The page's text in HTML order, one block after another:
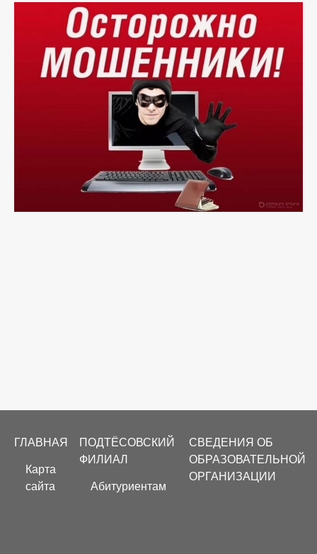
Footer
ГЛАВНАЯ
Карта
сайта
ПОДТЁСОВСКИЙ
ФИЛИАЛ
Абитуриентам
СВЕДЕНИЯ ОБ
ОБРАЗОВАТЕЛЬНОЙ
ОРГАНИЗАЦИИ